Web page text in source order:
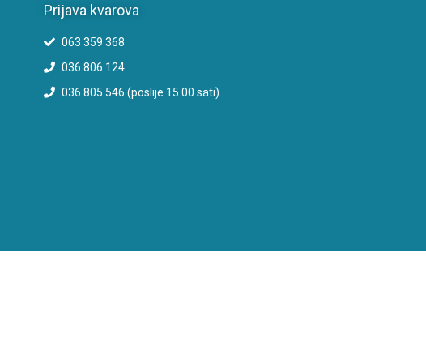
Prijava kvarova
063 359 368
036 806 124
036 805 546 (poslije 15.00 sati)